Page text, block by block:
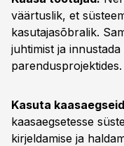
väärtuslik, et
kasutajasõbralik.
juhtimist ja
parendusprojektides.
Kasuta
kaasaegsetesse
kirjeldamise ja